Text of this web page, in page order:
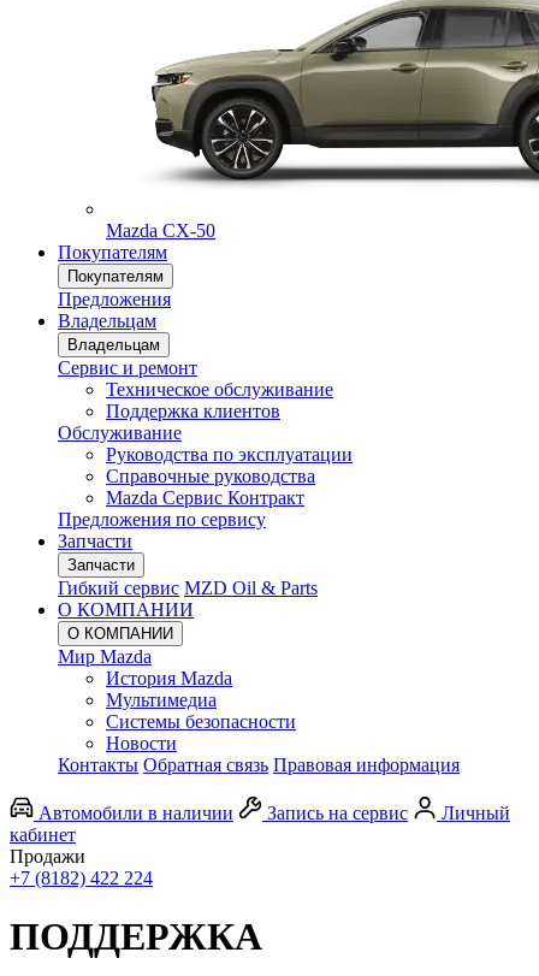
Mazda CX-50
Покупателям
Покупателям
Предложения
Владельцам
Владельцам
Сервис и ремонт
Техническое обслуживание
Поддержка клиентов
Обслуживание
Руководства по эксплуатации
Cправочные руководства
Mazda Сервис Контракт
Предложения по сервису
Запчасти
Запчасти
Гибкий сервис MZD Oil & Parts
О КОМПАНИИ
О КОМПАНИИ
Мир Mazda
История Mazda
Мультимедиа
Системы безопасности
Новости
Контакты Обратная связь Правовая информация
Автомобили в наличии Запись на сервис
Личный
кабинет
Продажи
+7 (8182) 422 224
ПОДДЕРЖКА